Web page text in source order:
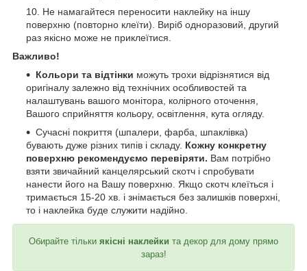
Не намагайтеся переносити наклейку на іншу
поверхню (повторно клеїти). Виріб одноразовий, другий
раз якісно може не приклеїтися.
Важливо!
Кольори та відтінки можуть трохи відрізнятися від
оригіналу залежно від технічних особливостей та
налаштувань вашого монітора, колірного оточення,
Вашого сприйняття кольору, освітлення, кута огляду.
Сучасні покриття (шпалери, фарба, шпаклівка)
бувають дуже різних типів і складу. Кожну конкретну
поверхню рекомендуємо перевіряти. Вам потрібно
взяти звичайний канцелярський скотч і спробувати
нанести його на Вашу поверхню. Якщо скотч клеїться і
тримається 15-20 хв. і знімається без залишків поверхні,
то і наклейка буде служити надійно.
Обирайте тільки якісні наклейки та декор для дому прямо
зараз!